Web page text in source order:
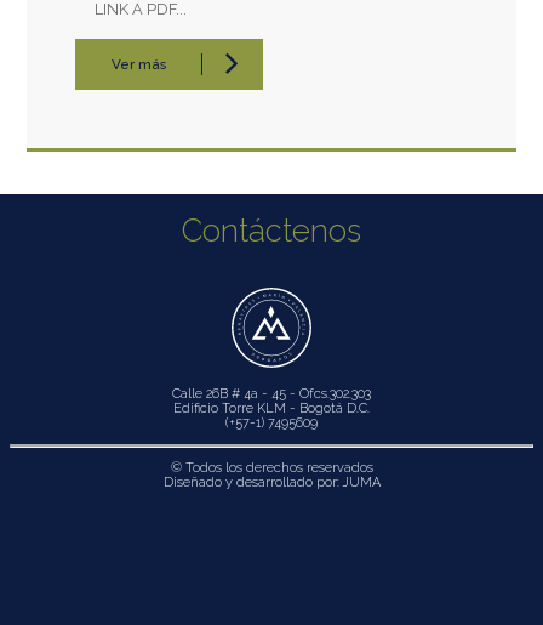
LINK A PDF...
Ver más
Contáctenos
Calle 26B # 4a - 45 - Ofcs.302.303
Edificio Torre KLM - Bogotá D.C.
(+57-1) 7495609
© Todos los derechos reservados
Diseñado y desarrollado por:JUMA